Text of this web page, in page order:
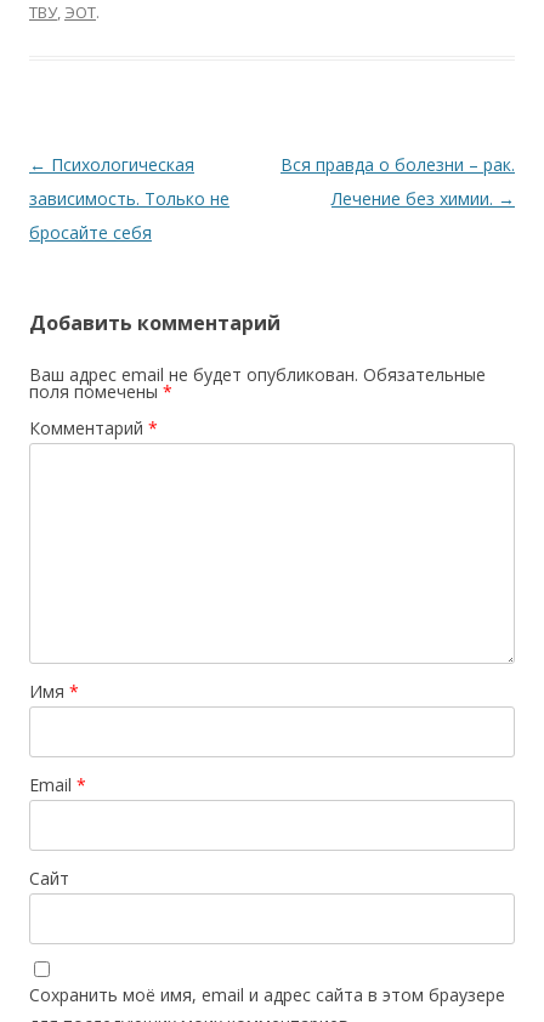
ТВУ, ЭОТ.
Навигация по записям
← Психологическая
зависимость. Только не
бросайте себя
Вся правда о болезни – рак.
Лечение без химии. →
Добавить комментарий
Ваш адрес email не будет опубликован. Обязательные
поля помечены *
Комментарий *
Имя *
Email *
Сайт
Сохранить моё имя, email и адрес сайта в этом браузере